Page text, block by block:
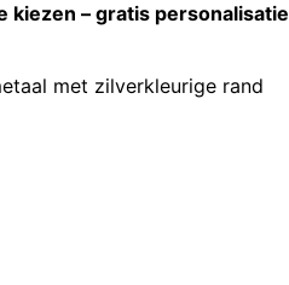
kiezen – gratis personalisatie
met zilverkleurige rand